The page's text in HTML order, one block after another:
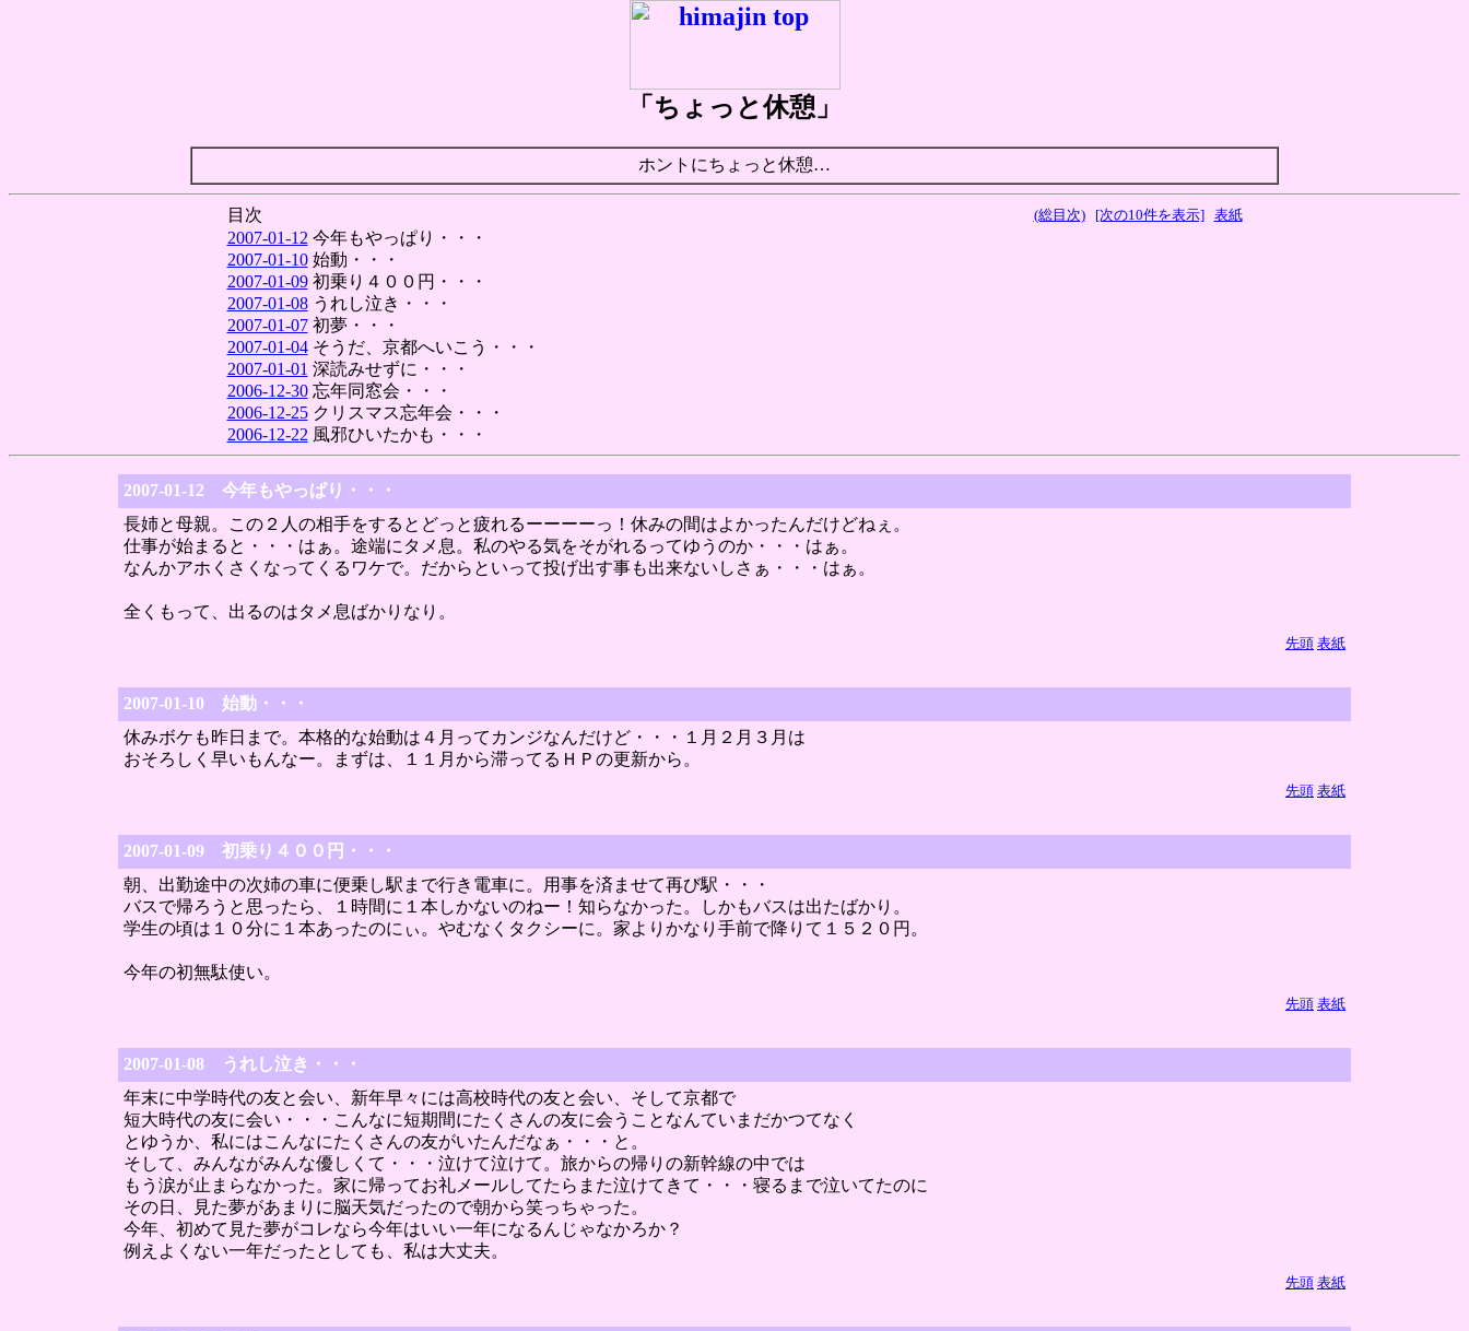
「ちょっと休憩」
ホントにちょっと休憩…
目次 (総目次) [次の10件を表示] 表紙
2007-01-12 今年もやっぱり・・・
2007-01-10始動・・・
2007-01-09初乗り４００円・・・
2007-01-08うれし泣き・・・
2007-01-07初夢・・・
2007-01-04そうだ、京都へいこう・・・
2007-01-01 深読みせずに・・・
2006-12-30忘年同窓会・・・
2006-12-25クリスマス忘年会・・・
2006-12-22 風邪ひいたかも・・・
2007-01-12 今年もやっぱり・・・
長姉と母親。この２人の相手をするとどっと疲れるーーーーっ！休みの間はよかったんだけどねぇ。
仕事が始まると・・・はぁ。途端にタメ息。私のやる気をそがれるってゆうのか・・・はぁ。
なんかアホくさくなってくるワケで。だからといって投げ出す事も出来ないしさぁ・・・はぁ。
全くもって、出るのはタメ息ばかりなり。
先頭 表紙
2007-01-10 始動・・・
休みボケも昨日まで。本格的な始動は４月ってカンジなんだけど・・・１月２月３月は
おそろしく早いもんなー。まずは、１１月から滞ってるＨＰの更新から。
先頭 表紙
2007-01-09 初乗り４００円・・・
朝、出勤途中の次姉の車に便乗し駅まで行き電車に。用事を済ませて再び駅・・・
バスで帰ろうと思ったら、１時間に１本しかないのねー！知らなかった。しかもバスは出たばかり。
学生の頃は１０分に１本あったのにぃ。やむなくタクシーに。家よりかなり手前で降りて１５２０円。
今年の初無駄使い。
先頭 表紙
2007-01-08 うれし泣き・・・
年末に中学時代の友と会い、新年早々には高校時代の友と会い、そして京都で
短大時代の友に会い・・・こんなに短期間にたくさんの友に会うことなんていまだかつてなく
とゆうか、私にはこんなにたくさんの友がいたんだなぁ・・・と。
そして、みんながみんな優しくて・・・泣けて泣けて。旅からの帰りの新幹線の中では
もう涙が止まらなかった。家に帰ってお礼メールしてたらまた泣けてきて・・・寝るまで泣いてたのに
その日、見た夢があまりに脳天気だったので朝から笑っちゃった。
今年、初めて見た夢がコレなら今年はいい一年になるんじゃなかろか？
例えよくない一年だったとしても、私は大丈夫。
先頭 表紙